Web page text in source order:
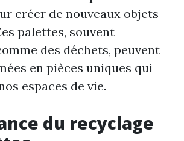
créer de nouveaux objets
palettes, souvent
des déchets, peuvent
en pièces uniques qui
espaces de vie.
du recyclage